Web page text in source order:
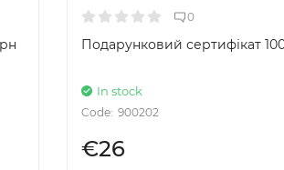
0
Подарунковий сертифікат
In stock
Code: 900202
€26